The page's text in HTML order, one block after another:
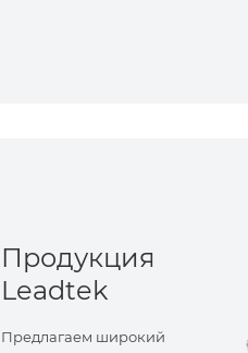
Продукция
Leadtek
Предлагаем широкий